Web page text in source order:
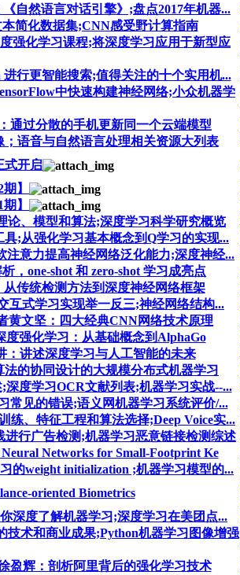
自然语言对话引擎》;盘点2017年机器...
简化数据集;CNN感受野计算指南
强化学习课程;将深度学习应用于新型应
进行更智能搜索;值得关注的十个实用机...
中快速构建神经网络;小众机器学
通过分散的手机更新同一个云端模型
；语音与自然语言处理相关资源大列表
式开启
】
】
论、模型和算法;深度学习科学研究概览
;从强化学习基本概念到Q学习的实现...
注意力提高神经网络泛化能力;深度神经...
，one-shot 和 zero-shot 学习成亮点
传统检测方法到深度神经网络框架
互式学习实现举一反三;神经网络结构...
黄文坚：四大经典CNN网络技术原理
度强化学习：从基础概念到AlphaGo
：讲述深度学习与人工智能的未来
的协同设计的大规模分布式机器学习
深度学习OCR文献列表;机器学习实战--...
常见的错误;语义网机器学习系统评价/...
练、特征工程和算法选择;Deep Voice实...
进行广告检测;机器学习恶意链接检测综述
Networks for Small-Footprint Ke
的weight initialization ;机器学习模型的...
oriented Biometrics
深度了解机器学习;深度学习在美团点...
技术和商业成果;Python机器学习图像增强
盈辉：剖析阿里背后的强化学习技术